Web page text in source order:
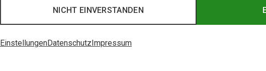
NICHT EINVERSTANDEN
EinstellungenDatenschutzImpressum